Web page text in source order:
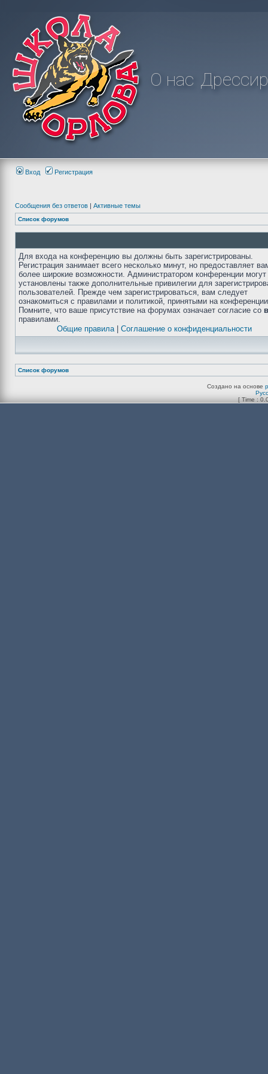
О нас
Вход Регистрация
Сообщения без ответов | Активные темы
Список форумов
Для входа на конференцию вы должны быть зарегистрированы.
Регистрация занимает всего несколько минут, но предоставляет
более широкие возможности. Администратором конференции
установлены также дополнительные привилегии для
пользователей. Прежде чем зарегистрироваться, вам следует
ознакомиться с правилами и политикой, принятыми на
Помните, что ваше присутствие на форумах означает согласие со
правилами.
Общие правила| Соглашение о конфиденциальности
Список форумов
Создано на основе
[ Time :